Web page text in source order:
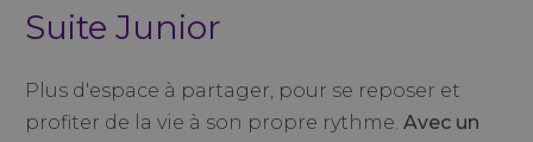
Suite Junior
Plus d'espace à partager, pour se reposer et
profiter de la vie à son propre rythme. Avec un